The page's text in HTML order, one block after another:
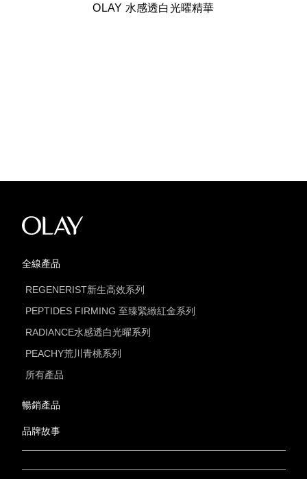
OLAY 水感透白光曜精華
全線產品
REGENERIST新生高效系列
PEPTIDES FIRMING 至臻緊緻紅金系列
RADIANCE水感透白光曜系列
PEACHY荒川青桃系列
所有產品
暢銷產品
品牌故事